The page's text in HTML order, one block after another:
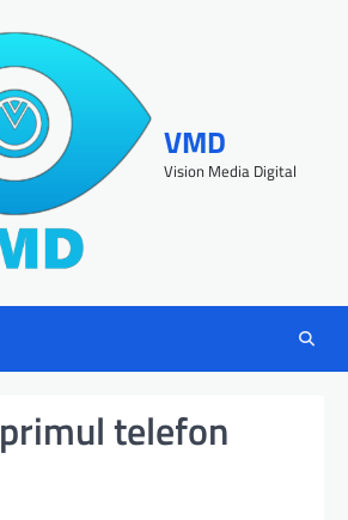
VMD
Vision Media Digital
primul telefon